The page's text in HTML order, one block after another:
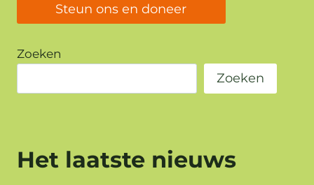
Steun ons en doneer
Zoeken
Zoeken
Het laatste nieuws